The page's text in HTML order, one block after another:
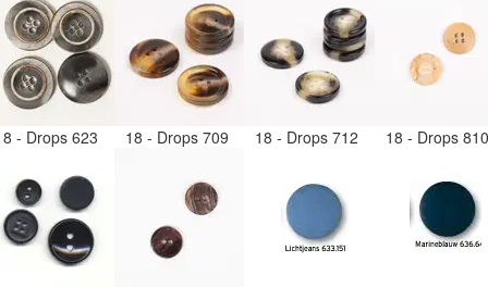
- Drops 623 18 - Drops 709 18 - Drops 712 18 - Drops